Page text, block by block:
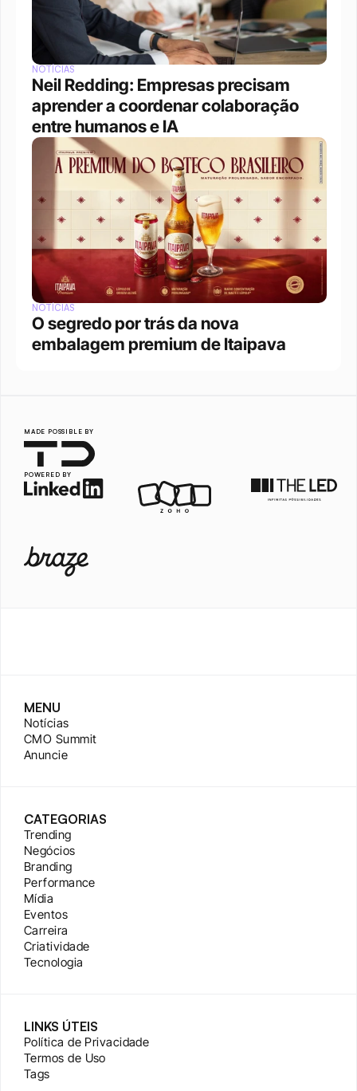
NOTÍCIAS
Neil Redding: Empresas precisam
aprender a coordenar colaboração
entre humanos e IA
NOTÍCIAS
O segredo por trás da nova
embalagem premium de Itaipava
MADE POSSIBLE BY
POWERED BY
MENU
Notícias
CMO Summit
Anuncie
CATEGORIAS
Trending
Negócios
Branding
Performance
Mídia
Eventos
Carreira
Criatividade
Tecnologia
LINKS ÚTEIS
Política de Privacidade
Termos de Uso
Tags